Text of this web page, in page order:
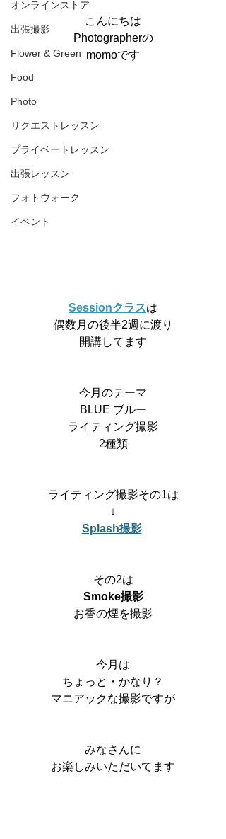
オンラインストア
出張撮影
Flower & Green
Food
Photo
リクエストレッスン
プライベートレッスン
出張レッスン
フォトウォーク
イベント
こんにちは
Photographerの
momoです
Sessionクラスは
偶数月の後半2週に渡り
開講してます
今月のテーマ
BLUE ブルー
ライティング撮影
2種類
ライティング撮影その1は
↓
Splash撮影
その2は
Smoke撮影
お香の煙を撮影
今月は
ちょっと・かなり？
マニアックな撮影ですが
みなさんに
お楽しみいただいてます